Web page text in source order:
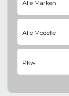
Alle Marken
Alle Modelle
Pkw